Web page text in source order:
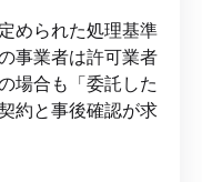
められた処理基準
事業者は許可業者
場合も「委託した
約と事後確認が求